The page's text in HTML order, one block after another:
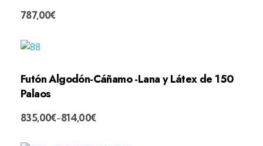
787,00€
Futón Algodón-Cáñamo -Lana y Látex de 150
Palaos
814,00€
-
835,00€